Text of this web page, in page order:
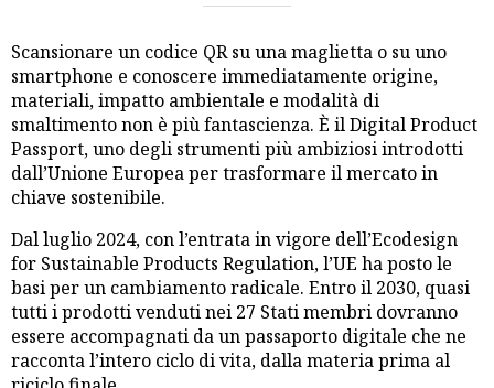
Scansionare un codice QR su una maglietta o su uno
smartphone e conoscere immediatamente origine,
materiali, impatto ambientale e modalità di
smaltimento non è più fantascienza. È il Digital Product
Passport, uno degli strumenti più ambiziosi introdotti
dall’Unione Europea per trasformare il mercato in
chiave sostenibile.
Dal luglio 2024, con l’entrata in vigore dell’Ecodesign
for Sustainable Products Regulation, l’UE ha posto le
basi per un cambiamento radicale. Entro il 2030, quasi
tutti i prodotti venduti nei 27 Stati membri dovranno
essere accompagnati da un passaporto digitale che ne
racconta l’intero ciclo di vita, dalla materia prima al